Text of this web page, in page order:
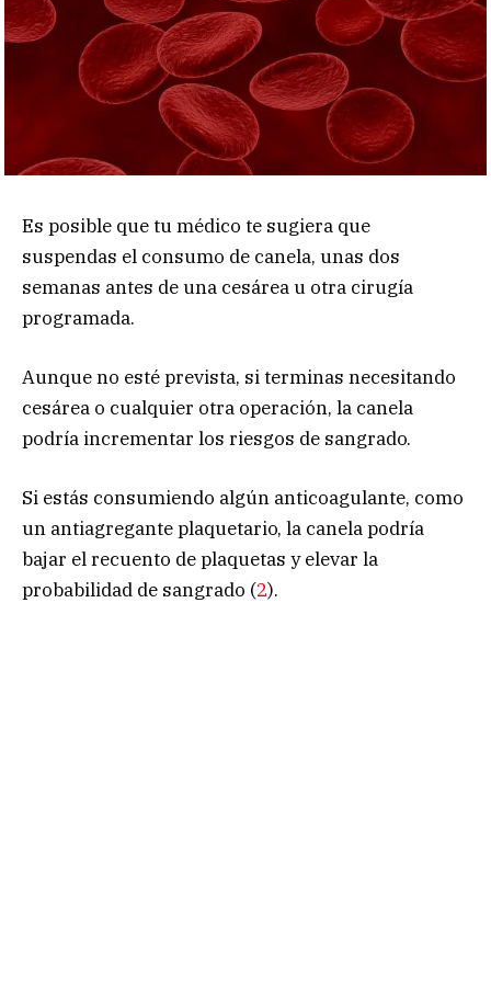
Es posible que tu médico te sugiera que
suspendas el consumo de canela, unas dos
semanas antes de una cesárea u otra cirugía
programada.
Aunque no esté prevista, si terminas necesitando
cesárea o cualquier otra operación, la canela
podría incrementar los riesgos de sangrado.
Si estás consumiendo algún anticoagulante, como
un antiagregante plaquetario, la canela podría
bajar el recuento de plaquetas y elevar la
probabilidad de sangrado (2).